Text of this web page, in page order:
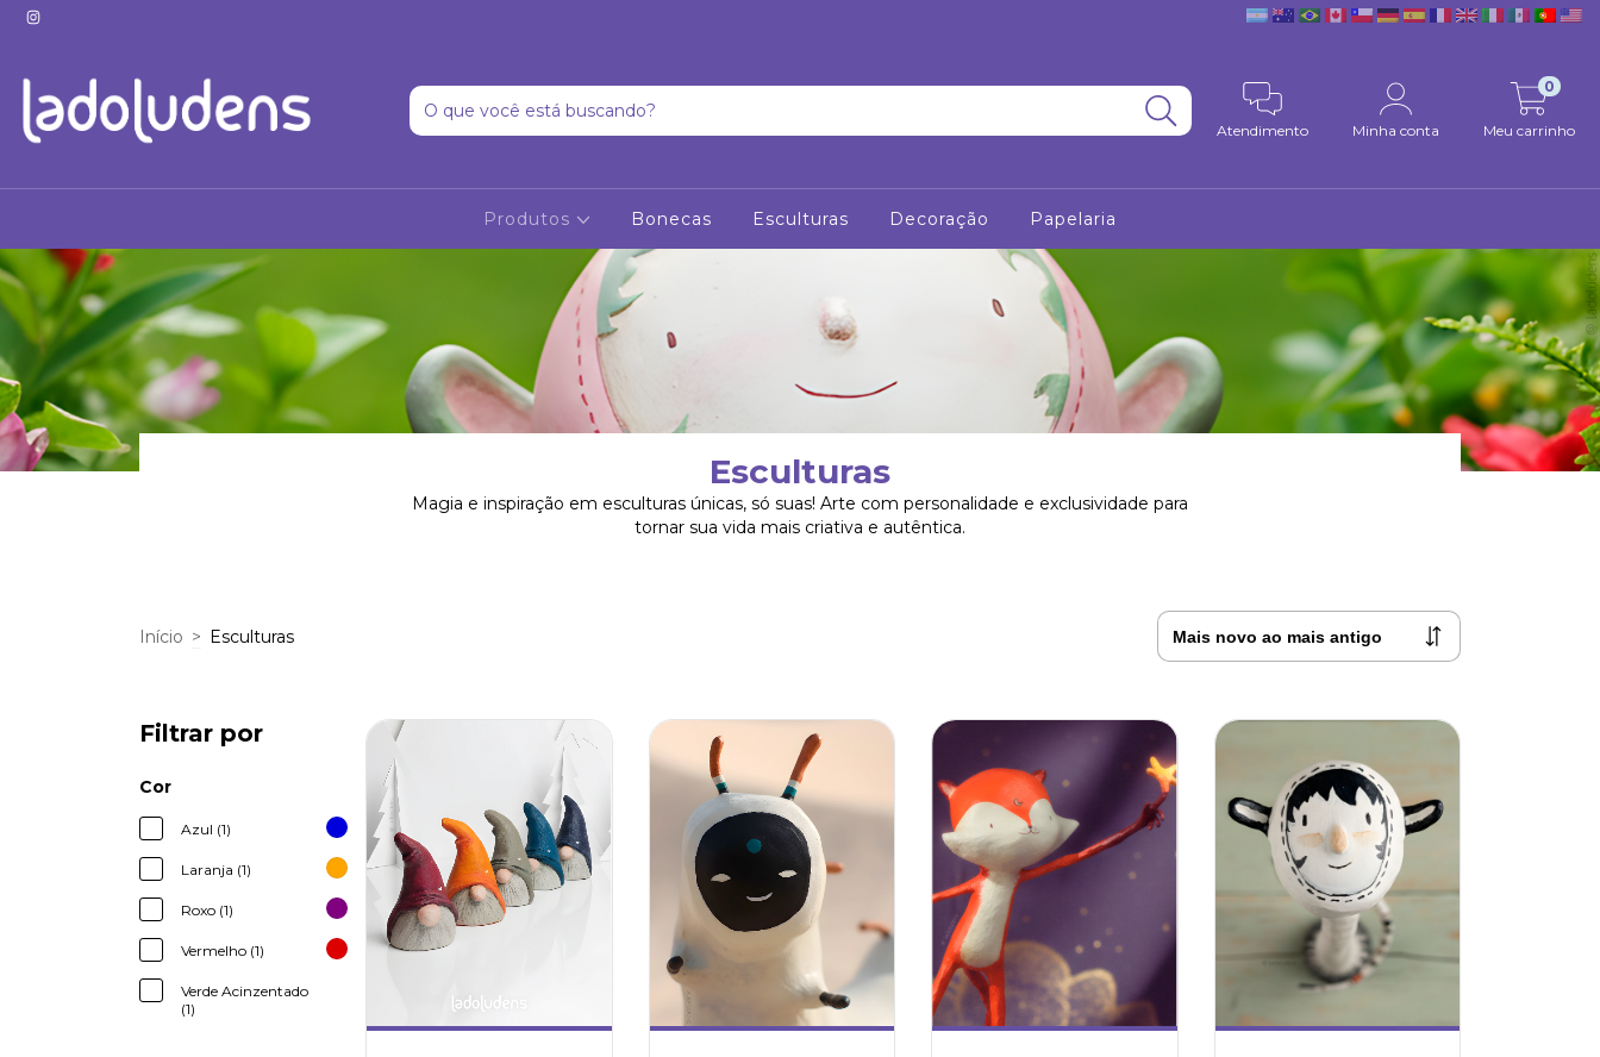
Atendimento Minha conta Meu carrinho
0
Produtos Bonecas Esculturas Decoração Papelaria
Esculturas
Magia e inspiração em esculturas únicas, só suas! Arte com personalidade e exclusividade para
tornar sua vida mais criativa e autêntica.
Início > Esculturas
Filtrar por
Cor
Azul (1)
Laranja (1)
Roxo (1)
Vermelho (1)
Verde Acinzentado
(1)